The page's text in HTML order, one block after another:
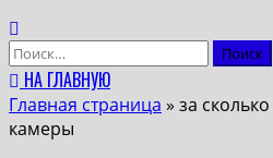
Найти:
НА ГЛАВНУЮ
Главная страница » за
камеры